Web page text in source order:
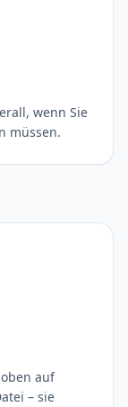
wenn Sie
müssen.
auf
– sie